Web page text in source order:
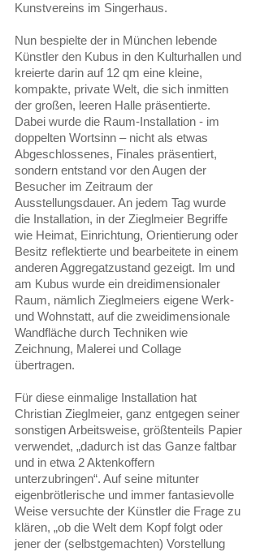
Kunstvereins im Singerhaus.
Nun bespielte der in München lebende
Künstler den Kubus in den Kulturhallen und
kreierte darin auf 12 qm eine kleine,
kompakte, private Welt, die sich inmitten
der großen, leeren Halle präsentierte.
Dabei wurde die Raum-Installation - im
doppelten Wortsinn – nicht als etwas
Abgeschlossenes, Finales präsentiert,
sondern entstand vor den Augen der
Besucher im Zeitraum der
Ausstellungsdauer. An jedem Tag wurde
die Installation, in der Zieglmeier Begriffe
wie Heimat, Einrichtung, Orientierung oder
Besitz reflektierte und bearbeitete in einem
anderen Aggregatzustand gezeigt. Im und
am Kubus wurde ein dreidimensionaler
Raum, nämlich Zieglmeiers eigene Werk-
und Wohnstatt, auf die zweidimensionale
Wandfläche durch Techniken wie
Zeichnung, Malerei und Collage
übertragen.
Für diese einmalige Installation hat
Christian Zieglmeier, ganz entgegen seiner
sonstigen Arbeitsweise, größtenteils Papier
verwendet, „dadurch ist das Ganze faltbar
und in etwa 2 Aktenkoffern
unterzubringen“. Auf seine mitunter
eigenbrötlerische und immer fantasievolle
Weise versuchte der Künstler die Frage zu
klären, „ob die Welt dem Kopf folgt oder
jener der (selbstgemachten) Vorstellung